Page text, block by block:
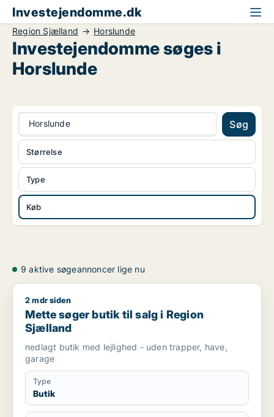
Investejendomme.dk
Region Sjælland Horslunde
Investejendomme søges i
Horslunde
Horslunde Søg
Type
Køb
Størrelse
9 aktive søgeannoncer lige nu
Mette søger butik til salg i Region Sjælland
2 mdr siden
Mette søger butik til salg i Region
Sjælland
nedlagt butik med lejlighed - uden trapper, have,
garage
Type
Butik